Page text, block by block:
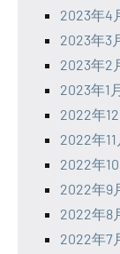
2023年4
2023年3
2023年2
2023年1
2022年
2022年11
2022年
2022年9
2022年8
2022年7